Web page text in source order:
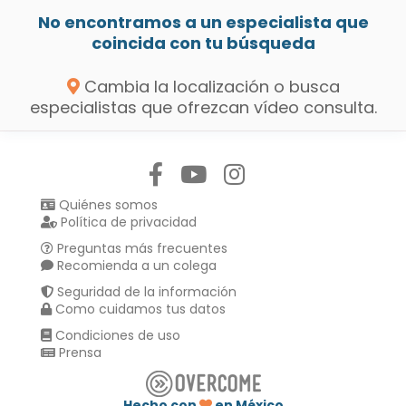
No encontramos a un especialista que
coincida con tu búsqueda
Cambia la localización o busca
especialistas que ofrezcan vídeo consulta.
Quiénes somos
Política de privacidad
Preguntas más frecuentes
Recomienda a un colega
Seguridad de la información
Como cuidamos tus datos
Condiciones de uso
Prensa